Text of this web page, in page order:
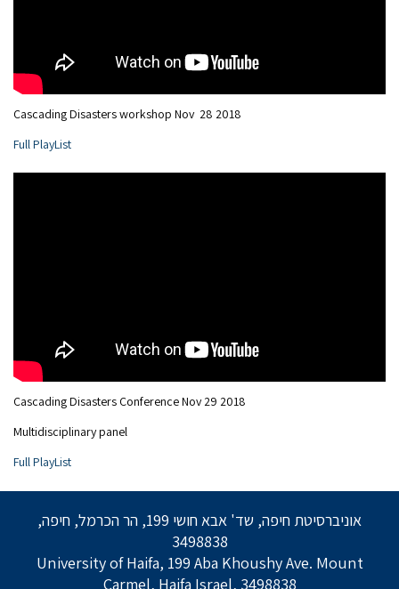
Cascading Disasters workshop Nov 28 2018
Full PlayList
Cascading Disasters Conference Nov 29 2018
Multidisciplinary panel
Full PlayList
אוניברסיטת חיפה, שד' אבא חושי 199, הר הכרמל, חיפה,
3498838
University of Haifa, 199 Aba Khoushy Ave. Mount
Carmel, Haifa Israel, 3498838